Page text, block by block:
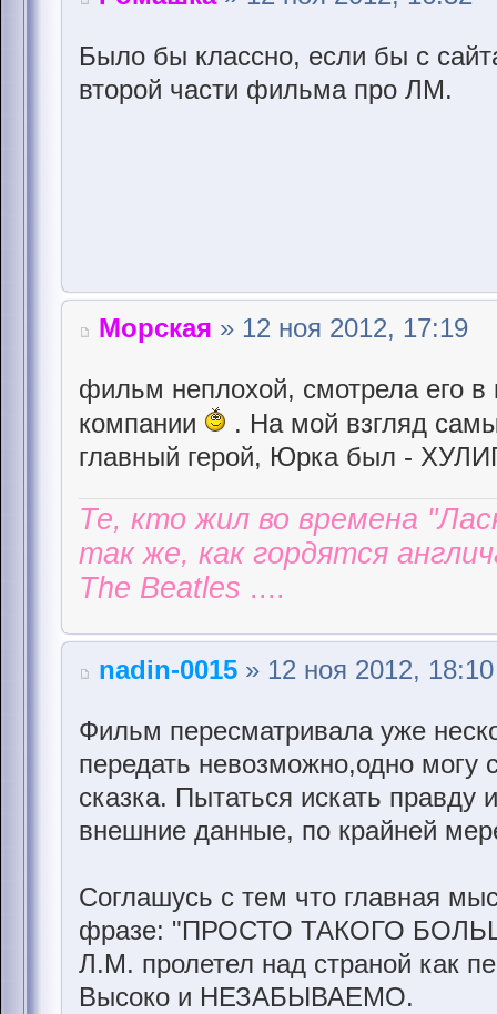
Было бы классно, если бы с
второй части фильма про ЛМ.
Морская » 12 ноя 2012, 17:19
фильм неплохой, смотрела его в
компании
. На мой взгляд
главный герой, Юрка был -
Те, кто жил во времена
так же, как гордятся
The Beatles ....
nadin-0015 » 12 ноя 2012, 18:10
Фильм пересматривала уже
передать невозможно,одно могу
сказка. Пытаться искать правду
внешние данные, по крайней
Соглашусь с тем что главная
фразе: "ПРОСТО ТАКОГО
Л.М. пролетел над страной как
Высоко и НЕЗАБЫВАЕМО.